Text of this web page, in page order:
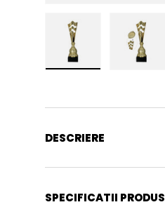
DESCRIERE
SPECIFICATII PRODUS